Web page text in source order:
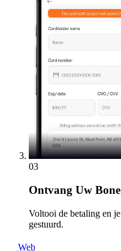
03
Ontvang Uw
Voltooi de betaling en
gestuurd.
Web